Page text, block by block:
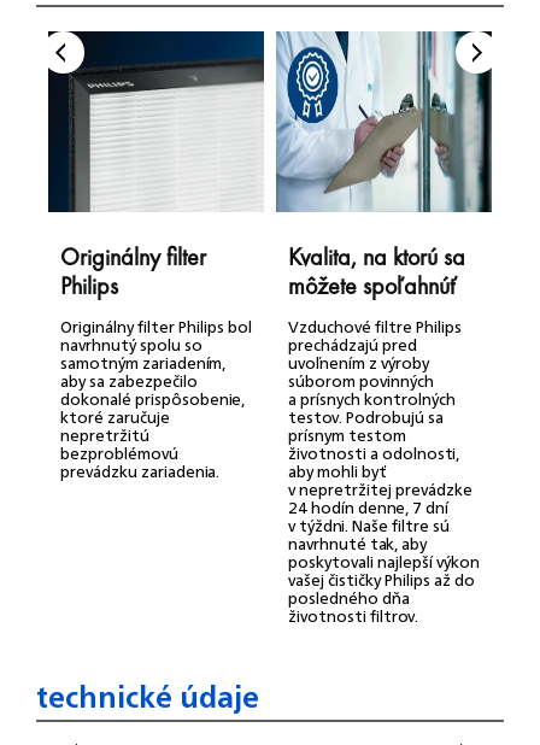
Originálny filter
Philips
Originálny filter Philips bol
navrhnutý spolu so
samotným zariadením,
aby sa zabezpečilo
dokonalé prispôsobenie,
ktoré zaručuje
nepretržitú
bezproblémovú
prevádzku zariadenia.
Kvalita, na ktorú sa
môžete spoľahnúť
Vzduchové filtre Philips
prechádzajú pred
uvoľnením z výroby
súborom povinných
a prísnych kontrolných
testov. Podrobujú sa
prísnym testom
životnosti a odolnosti,
aby mohli byť
v nepretržitej prevádzke
24 hodín denne, 7 dní
v týždni. Naše filtre sú
navrhnuté tak, aby
poskytovali najlepší výkon
vašej čističky Philips až do
posledného dňa
životnosti filtrov.
technické údaje